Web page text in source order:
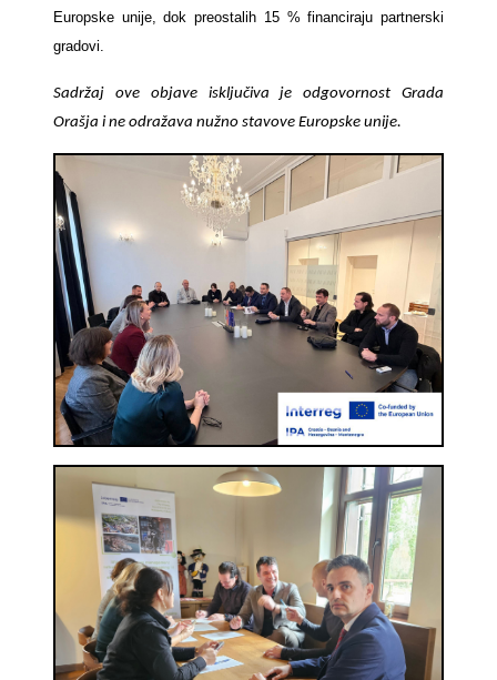
Europske unije, dok preostalih 15 % financiraju partnerski
gradovi.
Sadržaj ove objave isključiva je odgovornost Grada
Orašja i ne odražava nužno stavove Europske unije.